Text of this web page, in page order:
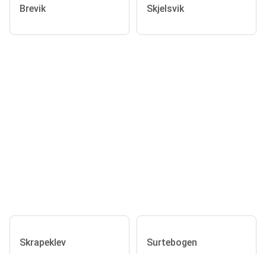
Brevik Skjelsvik
Skrapeklev Surtebogen